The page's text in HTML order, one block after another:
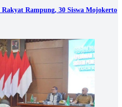
Rampung, 30 Siswa Mojokerto